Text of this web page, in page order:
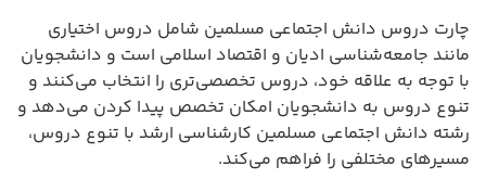
چارت دروس دانش اجتماعی مسلمین شامل دروس اختیاری
مانند جامعه‌شناسی ادیان و اقتصاد اسلامی است و دانشجویان
با توجه به علاقه خود، دروس تخصصی‌تری را انتخاب می‌کنند و
تنوع دروس به دانشجویان امکان تخصص پیدا کردن می‌دهد و
رشته دانش اجتماعی مسلمین کارشناسی ارشد با تنوع دروس،
مسیرهای مختلفی را فراهم می‌کند.